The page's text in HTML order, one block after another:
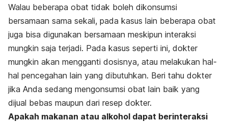
Walau beberapa obat tidak boleh dikonsumsi
bersamaan sama sekali, pada kasus lain beberapa obat
juga bisa digunakan bersamaan meskipun interaksi
mungkin saja terjadi. Pada kasus seperti ini, dokter
mungkin akan mengganti dosisnya, atau melakukan hal-
hal pencegahan lain yang dibutuhkan. Beri tahu dokter
jika Anda sedang mengonsumsi obat lain baik yang
dijual bebas maupun dari resep dokter.
Apakah makanan atau alkohol dapat berinteraksi